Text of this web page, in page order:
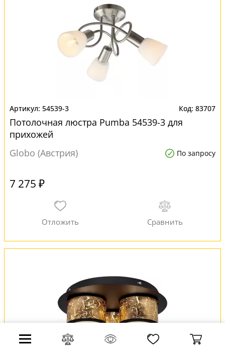
54539-3 83707
Потолочная люстра Pumba 54539-3 для
прихожей
Globo (Австрия)
По запросу
7 275 ₽